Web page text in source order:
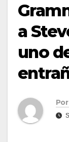
a
uno
Por